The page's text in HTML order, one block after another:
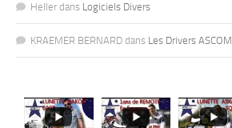
Heller dans Logiciels Divers
KRAEMER BERNARD dans Les Drivers ASCOM